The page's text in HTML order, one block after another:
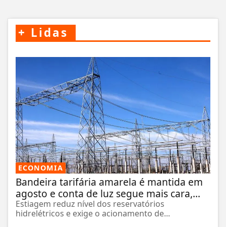
+ Lidas
ECONOMIA
Bandeira tarifária amarela é mantida em
agosto e conta de luz segue mais cara,...
Estiagem reduz nível dos reservatórios
hidrelétricos e exige o acionamento de...